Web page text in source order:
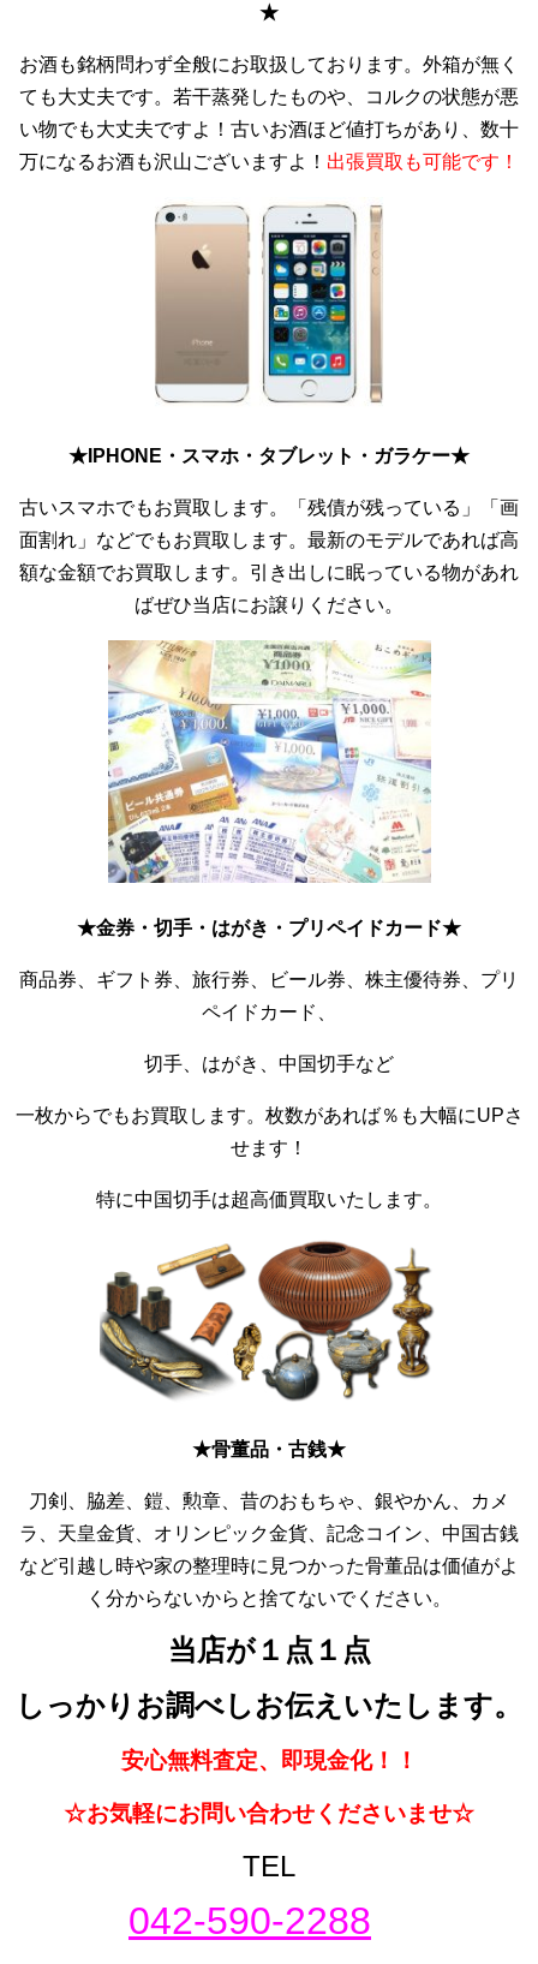
★
お酒も銘柄問わず全般にお取扱しております。外箱が無く
ても大丈夫です。若干蒸発したものや、コルクの状態が悪
い物でも大丈夫ですよ！古いお酒ほど値打ちがあり、数十
万になるお酒も沢山ございますよ！ 出張買取も可能です！
★IPHONE・スマホ・タブレット・ガラケー★
古いスマホでもお買取します。「残債が残っている」「画
面割れ」などでもお買取します。最新のモデルであれば高
額な金額でお買取します。引き出しに眠っている物があれ
ばぜひ当店にお譲りください。
★金券・切手・はがき・プリペイドカード★
商品券、ギフト券、旅行券、ビール券、株主優待券、プリ
ペイドカード、
切手、はがき、中国切手など
一枚からでもお買取します。枚数があれば％も大幅にUPさ
せます！
特に中国切手は超高価買取いたします。
★骨董品・古銭★
刀剣、脇差、鎧、勲章、昔のおもちゃ、銀やかん、カメ
ラ、天皇金貨、オリンピック金貨、記念コイン、中国古銭
など引越し時や家の整理時に見つかった骨董品は価値がよ
く分からないからと捨てないでください。
当店が１点１点
しっかりお調べしお伝えいたします。
安心無料査定、即現金化！！
☆お気軽にお問い合わせくださいませ☆
TEL
042-590-2288